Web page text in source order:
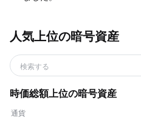
人気上位の暗号資産
検索する
時価総額上位の暗号資産
通貨